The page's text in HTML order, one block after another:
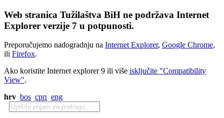
Web stranica Tužilaštva BiH ne podržava Internet
Explorer verzije 7 u potpunosti.
Preporučujemo nadogradnju na Internet Explorer, Google Chrome,
ili Firefox.
Ako koristite Internet explorer 9 ili više isključite "Compatibility
View".
hrv bos срп eng